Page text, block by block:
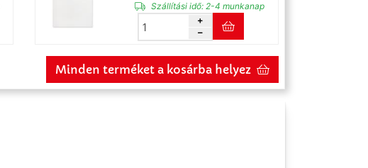
Szállítási idő: 2-4 munkanap
Minden terméket a kosárba helyez